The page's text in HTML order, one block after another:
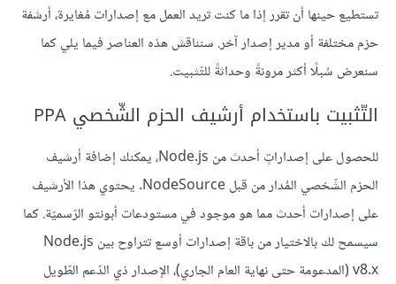
تستطيع حينها أن تقرر إذا ما كنت تريد العمل مع إصدارات مُغايرة، أرشفة
حزم مختلفة أو مدير إصدار آخر. سنناقش هذه العناصر فيما يلي كما
سنعرض سُبلًا أكثر مرونةً وحداثةً للتّثبيت.
التّثبيت باستخدام أرشيف الحزم الشّخصي PPA
للحصول على إصداراتٍ أحدث من Node.js، يمكنك إضافة أرشيف
الحزم الشّخصي المُدار من قبل NodeSource. يحتوي هذا الأرشيف
على إصدارات أحدث مما هو موجود في مستودعات أبونتو الرّسميّة. كما
سيسمح لك بالاختيار من باقة إصدارات أوسع تتراوح بين Node.js
v8.x (المدعومة حتى نهاية العام الجاري)، الإصدار ذي الدّعم الطّويل